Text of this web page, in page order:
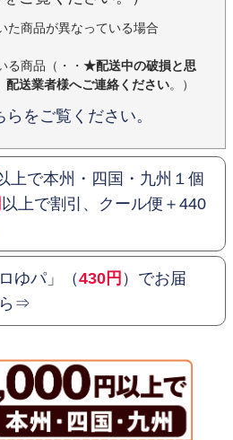
た商品が異なっている場合
る商品（・・ ★配送中の破損と思
配送業者様へご連絡ください。）
をご覧ください。
上で本州・四国・九州１個
以上で割引、クール便＋440
ゆパ」（430円 ）でお届
ら⇒